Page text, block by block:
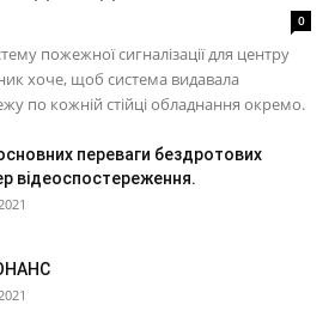
0
пожежної сигналізації для центру
хоче, щоб система видавала
по кожній стійці обладнання окремо.
переваги бездротових
відеоспостереження.